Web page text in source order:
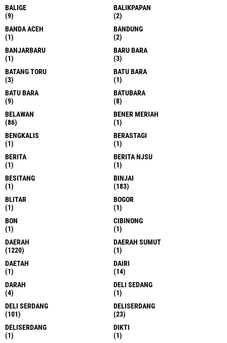
BALIGE
(9)
BALIKPAPAN
(2)
BANDA ACEH
(1)
BANDUNG
(2)
BANJARBARU
(1)
BARU BARA
(3)
BATANG TORU
(3)
BATU BARA
(1)
BATU BARA
(9)
BATUBARA
(8)
BELAWAN
(86)
BENER MERIAH
(1)
BENGKALIS
(1)
BERASTAGI
(1)
BERITA
(1)
BERITA NJSU
(1)
BESITANG
(1)
BINJAI
(183)
BLITAR
(1)
BOGOR
(1)
BON
(1)
CIBINONG
(1)
DAERAH
(1220)
DAERAH SUMUT
(1)
DAETAH
(1)
DAIRI
(14)
DARAH
(4)
DELI SEDANG
(1)
DELI SERDANG
(101)
DELISERDANG
(23)
DELISERDANG
(1)
DIKTI
(1)